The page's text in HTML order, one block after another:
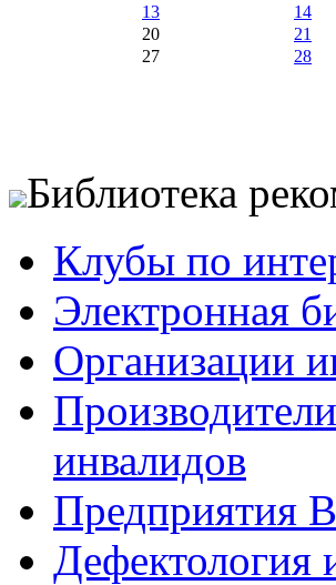
13
14
20
21
27
28
Библиотека
Клубы по
Электронная
Организации
инвалидов
Предприятия
Дефектология